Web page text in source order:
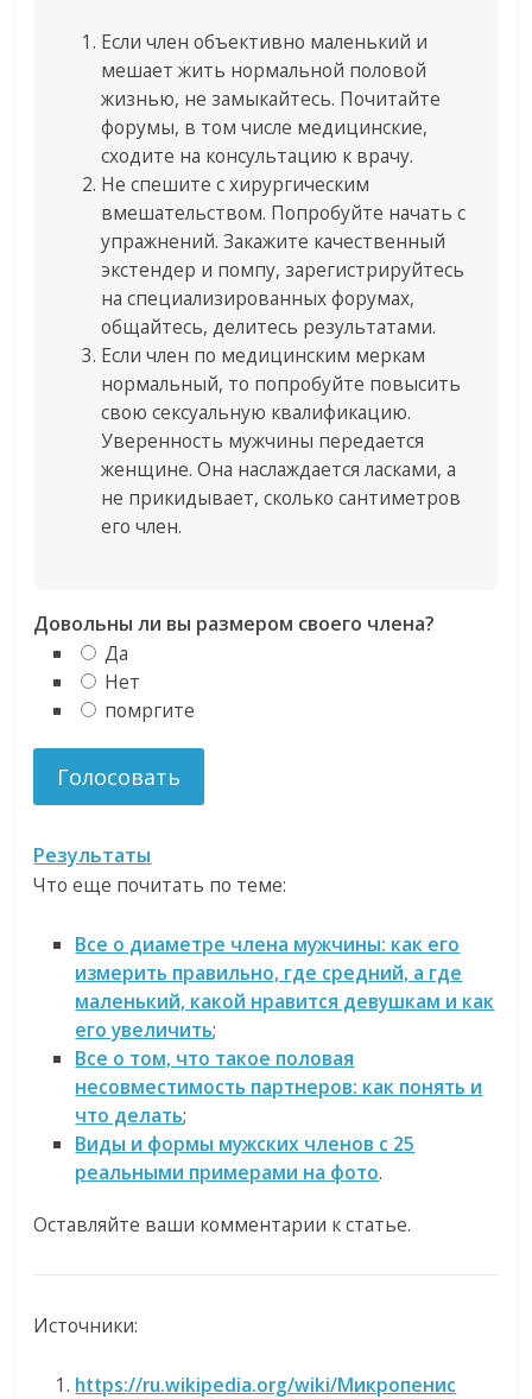
Если член объективно маленький и
мешает жить нормальной половой
жизнью, не замыкайтесь. Почитайте
форумы, в том числе медицинские,
сходите на консультацию к врачу.
Не спешите с хирургическим
вмешательством. Попробуйте начать с
упражнений. Закажите качественный
экстендер и помпу, зарегистрируйтесь
на специализированных форумах,
общайтесь, делитесь результатами.
Если член по медицинским меркам
нормальный, то попробуйте повысить
свою сексуальную квалификацию.
Уверенность мужчины передается
женщине. Она наслаждается ласками, а
не прикидывает, сколько сантиметров
его член.
Довольны ли вы размером своего члена?
Да
Нет
помргите
Результаты
Что еще почитать по теме:
Все о диаметре члена мужчины: как его
измерить правильно, где средний, а где
маленький, какой нравится девушкам и как
его увеличить;
Все о том, что такое половая
несовместимость партнеров: как понять и
что делать;
Виды и формы мужских членов с 25
реальными примерами на фото.
Оставляйте ваши комментарии к статье.
Источники:
https://ru.wikipedia.org/wiki/Микропенис